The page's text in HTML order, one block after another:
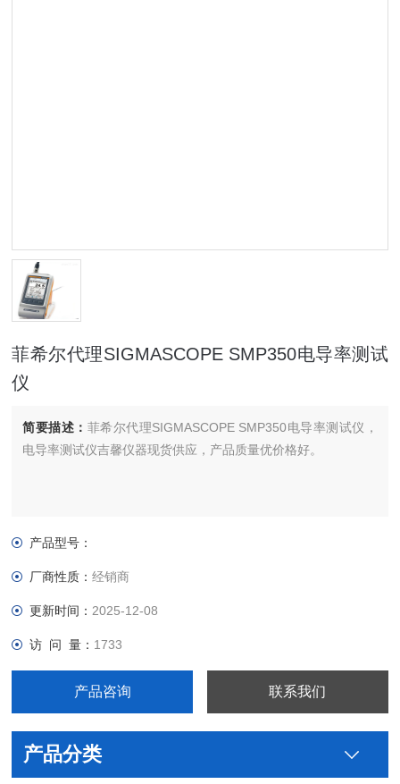
菲希尔代理SIGMASCOPE SMP350电导率测试
仪
简要描述： 菲希尔代理SIGMASCOPE SMP350电导率测试仪，
电导率测试仪吉馨仪器现货供应，产品质量优价格好。
产品型号：
厂商性质：经销商
更新时间： 2025-12-08
访 问 量： 1733
产品咨询 联系我们
产品分类